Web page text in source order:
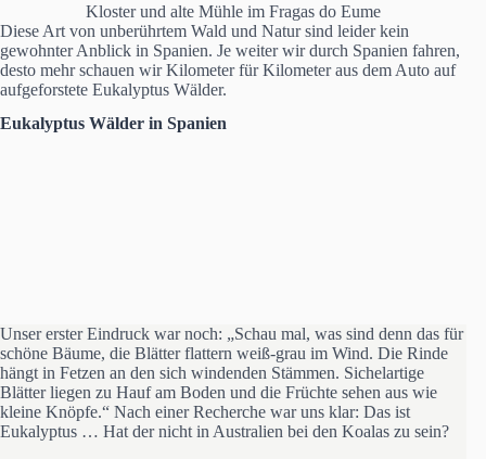
Kloster und alte Mühle im Fragas do Eume
Diese Art von unberührtem Wald und Natur sind leider kein
gewohnter Anblick in Spanien. Je weiter wir durch Spanien fahren,
desto mehr schauen wir Kilometer für Kilometer aus dem Auto auf
aufgeforstete Eukalyptus Wälder.
Eukalyptus Wälder in Spanien
Unser erster Eindruck war noch: „Schau mal, was sind denn das für
schöne Bäume, die Blätter flattern weiß-grau im Wind. Die Rinde
hängt in Fetzen an den sich windenden Stämmen. Sichelartige
Blätter liegen zu Hauf am Boden und die Früchte sehen aus wie
kleine Knöpfe.“ Nach einer Recherche war uns klar: Das ist
Eukalyptus … Hat der nicht in Australien bei den Koalas zu sein?